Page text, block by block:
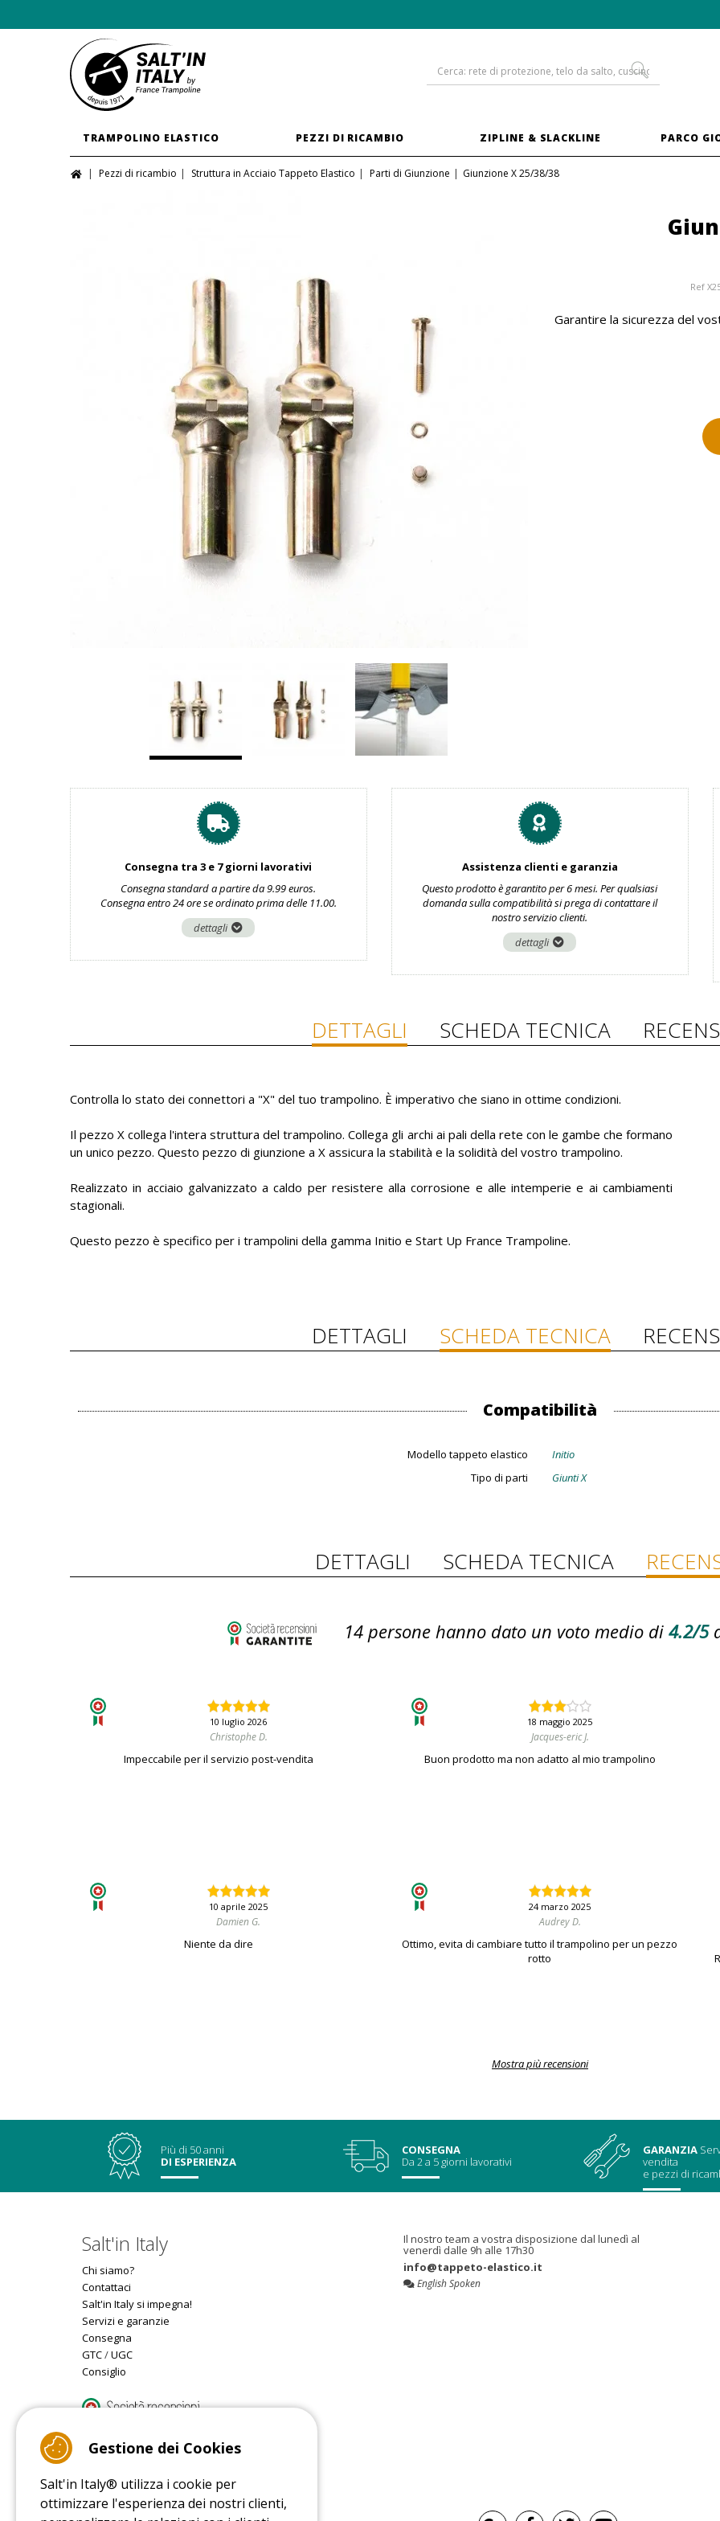
TRAMPOLINO ELASTICO PEZZI DI RICAMBIO ZIPLINE & SLACKLINE PARCO
Pezzi di ricambio Struttura in Acciaio Tappeto Elastico Parti di Giunzione Giunzione X 25/38/38
Ref
Garantire la sicurezza del
Consegna tra 3 e 7 giorni lavorativi
Consegna standard a partire da 9.99 euros.
Consegna entro 24 ore se ordinato prima delle 11.00.
dettagli
Assistenza clienti e garanzia
Questo prodotto è garantito per 6 mesi. Per qualsiasi
domanda sulla compatibilità si prega di contattare il
nostro servizio clienti.
dettagli
DETTAGLI SCHEDA TECNICA
Controlla lo stato dei connettori a "X" del tuo trampolino. È imperativo che siano in ottime condizioni.
Il pezzo X collega l'intera struttura del trampolino. Collega gli archi ai pali della rete con le gambe che formano
un unico pezzo. Questo pezzo di giunzione a X assicura la stabilità e la solidità del vostro trampolino.
Realizzato in acciaio galvanizzato a caldo per resistere alla corrosione e alle intemperie e ai cambiamenti
stagionali.
Questo pezzo è specifico per i trampolini della gamma Initio e Start Up France Trampoline.
DETTAGLI SCHEDA TECNICA
Compatibilità
Modello tappeto elastico
Initio
Tipo di parti
Giunti X
DETTAGLI SCHEDA TECNICA
14persone hanno dato un voto medio di4.2/5
10 luglio 2026
Christophe D.
Impeccabile per il servizio post-vendita
18 maggio 2025
Jacques-eric J.
Buon prodotto ma non adatto al mio trampolino
10 aprile 2025
Damien G.
Niente da dire
24 marzo 2025
Audrey D.
Ottimo, evita di cambiare tutto il trampolino per un pezzo
rotto
Mostra più recensioni
Più di 50 anni
DI ESPERIENZA
CONSEGNA
Da 2 a 5 giorni lavorativi
GARANZIA
vendita
e pezzi di
Salt'in Italy
Chi siamo?
Contattaci
Salt'in Italy si impegna!
Servizi e garanzie
Consegna
GTC/UGC
Consiglio
9.4 /10 (22078 reviews)
Read customer reviews
Il nostro team a vostra disposizione dal lunedì al
venerdì dalle 9h alle 17h30
info@tappeto-elastico.it
English Spoken
Gestione dei Cookies
Salt'in Italy® utilizza i cookie per
ottimizzare l'esperienza dei nostri clienti,